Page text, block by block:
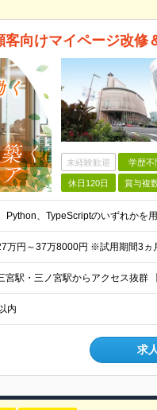
客向けマイページ改
未経験歓迎 学歴不
休日120日 賞与複
内
求